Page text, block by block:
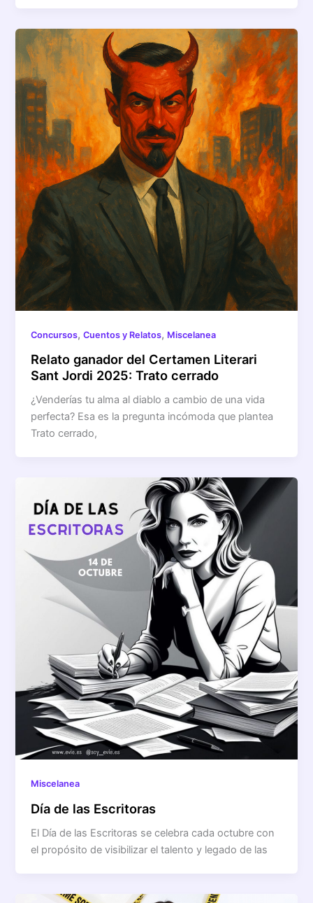
Concursos,Cuentos y Relatos, Miscelanea
Relato ganador del Certamen Literari
Sant Jordi 2025: Trato cerrado
¿Venderías tu alma al diablo a cambio de una vida
perfecta? Esa es la pregunta incómoda que plantea
Trato cerrado,
Miscelanea
Día de las Escritoras
El Día de las Escritoras se celebra cada octubre con
el propósito de visibilizar el talento y legado de las